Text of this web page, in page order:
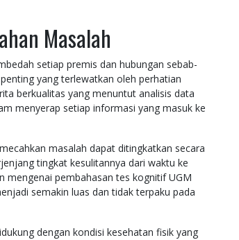
Masalah
setiap premis dan hubungan sebab-
yang terlewatkan oleh perhatian
berkualitas yang menuntut analisis data
menyerap setiap informasi yang masuk ke
masalah dapat ditingkatkan secara
tingkat kesulitannya dari waktu ke
mengenai pembahasan tes kognitif UGM
semakin luas dan tidak terpaku pada
dengan kondisi kesehatan fisik yang